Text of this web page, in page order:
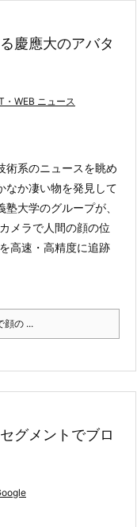
慶應大のアバタ
・WEB ニュース
術系のニュースを眺め
なか凄い物を発見して
塾大学のグループが、
メラで人間の顔の位
高速・高精度に追跡
の ...
グメントでブロ